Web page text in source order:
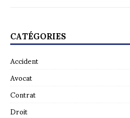
CATÉGORIES
Accident
Avocat
Contrat
Droit